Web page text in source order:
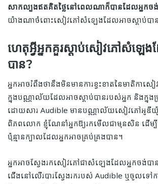
សាកល្បងឥតគិតថ្លៃនៅពេលណាក៏បានដែលអ្នកច
យ៉ាងណាចំពោះសៀវភៅសំឡេងដែលអាចស្ដាប់បា
ហេតុអ្វីអ្នកគួរស្តាប់សៀវភៅសំឡេង
បាន?
អ្នក​អាច​រំពឹង​ថា​នឹង​មិន​មាន​ការ​ខ្វះខាត​នៃ​មាតិកា​
ក្នុង​បណ្ណាល័យ​ដែល​អាច​ស្ដាប់​បាន​របស់​អ្នក និង​ក្នុង​ប្
ដោយសារ Audible មានបណ្ណាល័យសៀវភៅអូឌីយ៉ូ
ពិភពលោក ខ្ញុំណែនាំអ្នកឱ្យរកមើលជាមុនសិន ដើម្
ប៉ុន្មានក្បាលដែលអ្នកអាចគ្រប់គ្រងបាន។
អ្នកអាចស្វែងរកសៀវភៅជាសំឡេងដែលអ្នកចង់
ជើងនៅលើរបារស្វែងរករបស់ Audible ឬចូលទៅក